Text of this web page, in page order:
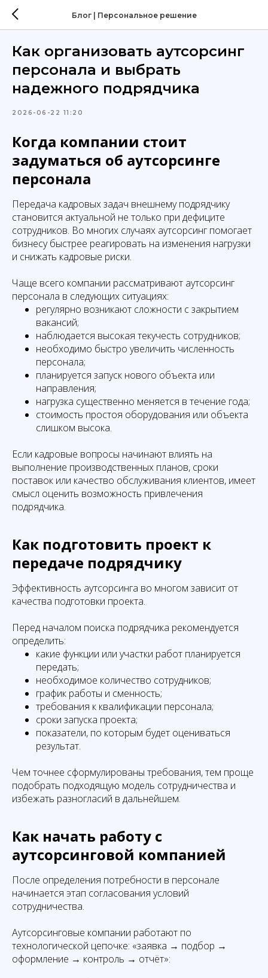
Блог | Персональное решение
Как организовать аутсорсинг
персонала и выбрать
надежного подрядчика
2026-06-22 11:20
Когда компании стоит
задуматься об аутсорсинге
персонала
Передача кадровых задач внешнему подрядчику
становится актуальной не только при дефиците
сотрудников. Во многих случаях аутсорсинг помогает
бизнесу быстрее реагировать на изменения нагрузки
и снижать кадровые риски.
Чаще всего компании рассматривают аутсорсинг
персонала в следующих ситуациях:
регулярно возникают сложности с закрытием
вакансий;
наблюдается высокая текучесть сотрудников;
необходимо быстро увеличить численность
персонала;
планируется запуск нового объекта или
направления;
нагрузка существенно меняется в течение года;
стоимость простоя оборудования или объекта
слишком высока.
Если кадровые вопросы начинают влиять на
выполнение производственных планов, сроки
поставок или качество обслуживания клиентов, имеет
смысл оценить возможность привлечения
подрядчика.
Как подготовить проект к
передаче подрядчику
Эффективность аутсорсинга во многом зависит от
качества подготовки проекта.
Перед началом поиска подрядчика рекомендуется
определить:
какие функции или участки работ планируется
передать;
необходимое количество сотрудников;
график работы и сменность;
требования к квалификации персонала;
сроки запуска проекта;
показатели, по которым будет оцениваться
результат.
Чем точнее сформулированы требования, тем проще
подобрать подходящую модель сотрудничества и
избежать разногласий в дальнейшем.
Как начать работу с
аутсорсинговой компанией
После определения потребности в персонале
начинается этап согласования условий
сотрудничества.
Аутсорсинговые компании работают по
технологической цепочке: «заявка → подбор →
оформление → контроль → отчёт»: